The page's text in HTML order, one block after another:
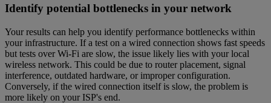
Identify potential bottlenecks in your network
Your results can help you identify performance bottlenecks within
your infrastructure. If a test on a wired connection shows fast speeds
but tests over Wi-Fi are slow, the issue likely lies with your local
wireless network. This could be due to router placement, signal
interference, outdated hardware, or improper configuration.
Conversely, if the wired connection itself is slow, the problem is
more likely on your ISP's end.